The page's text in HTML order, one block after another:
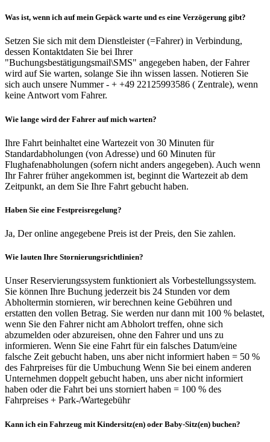
Was ist, wenn ich auf mein Gepäck warte und es eine Verzögerung gibt?
Setzen Sie sich mit dem Dienstleister (=Fahrer) in Verbindung,
dessen Kontaktdaten Sie bei Ihrer
"Buchungsbestätigungsmail\SMS" angegeben haben, der Fahrer
wird auf Sie warten, solange Sie ihn wissen lassen. Notieren Sie
sich auch unsere Nummer - + +49 22125993586 ( Zentrale), wenn
keine Antwort vom Fahrer.
Wie lange wird der Fahrer auf mich warten?
Ihre Fahrt beinhaltet eine Wartezeit von 30 Minuten für
Standardabholungen (von Adresse) und 60 Minuten für
Flughafenabholungen (sofern nicht anders angegeben). Auch wenn
Ihr Fahrer früher angekommen ist, beginnt die Wartezeit ab dem
Zeitpunkt, an dem Sie Ihre Fahrt gebucht haben.
Haben Sie eine Festpreisregelung?
Ja, Der online angegebene Preis ist der Preis, den Sie zahlen.
Wie lauten Ihre Stornierungsrichtlinien?
Unser Reservierungssystem funktioniert als Vorbestellungssystem.
Sie können Ihre Buchung jederzeit bis 24 Stunden vor dem
Abholtermin stornieren, wir berechnen keine Gebühren und
erstatten den vollen Betrag. Sie werden nur dann mit 100 % belastet,
wenn Sie den Fahrer nicht am Abholort treffen, ohne sich
abzumelden oder abzureisen, ohne den Fahrer und uns zu
informieren. Wenn Sie eine Fahrt für ein falsches Datum/eine
falsche Zeit gebucht haben, uns aber nicht informiert haben = 50 %
des Fahrpreises für die Umbuchung Wenn Sie bei einem anderen
Unternehmen doppelt gebucht haben, uns aber nicht informiert
haben oder die Fahrt bei uns storniert haben = 100 % des
Fahrpreises + Park-/Wartegebühr
Kann ich ein Fahrzeug mit Kindersitz(en) oder Baby-Sitz(en) buchen?